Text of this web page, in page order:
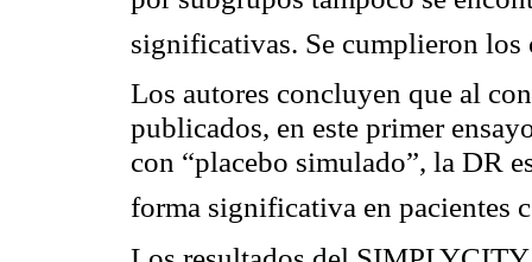
significativas. Se cumplieron
Los autores concluyen que al
publicados, en este primer
con “placebo simulado”, la DR
forma significativa en pacientes